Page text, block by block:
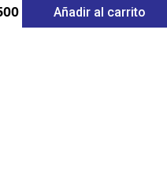
Añadir al carrito